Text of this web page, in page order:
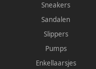
Sneakers
Sandalen
Slippers
Pumps
Enkellaarsjes